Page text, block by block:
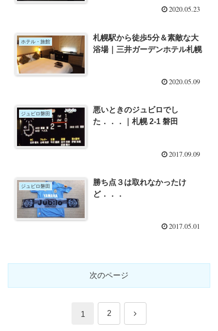
2020.05.23
ホテル・旅館
札幌駅から徒歩5分＆素敵な大
浴場｜三井ガーデンホテル札幌
2020.05.09
ジュビロ磐田
悪いときのジュビロでし
た．．．｜札幌 2-1 磐田
2017.09.09
ジュビロ磐田
勝ち点３は取れなかったけ
ど．．．
2017.05.01
次のページ
1 2 次